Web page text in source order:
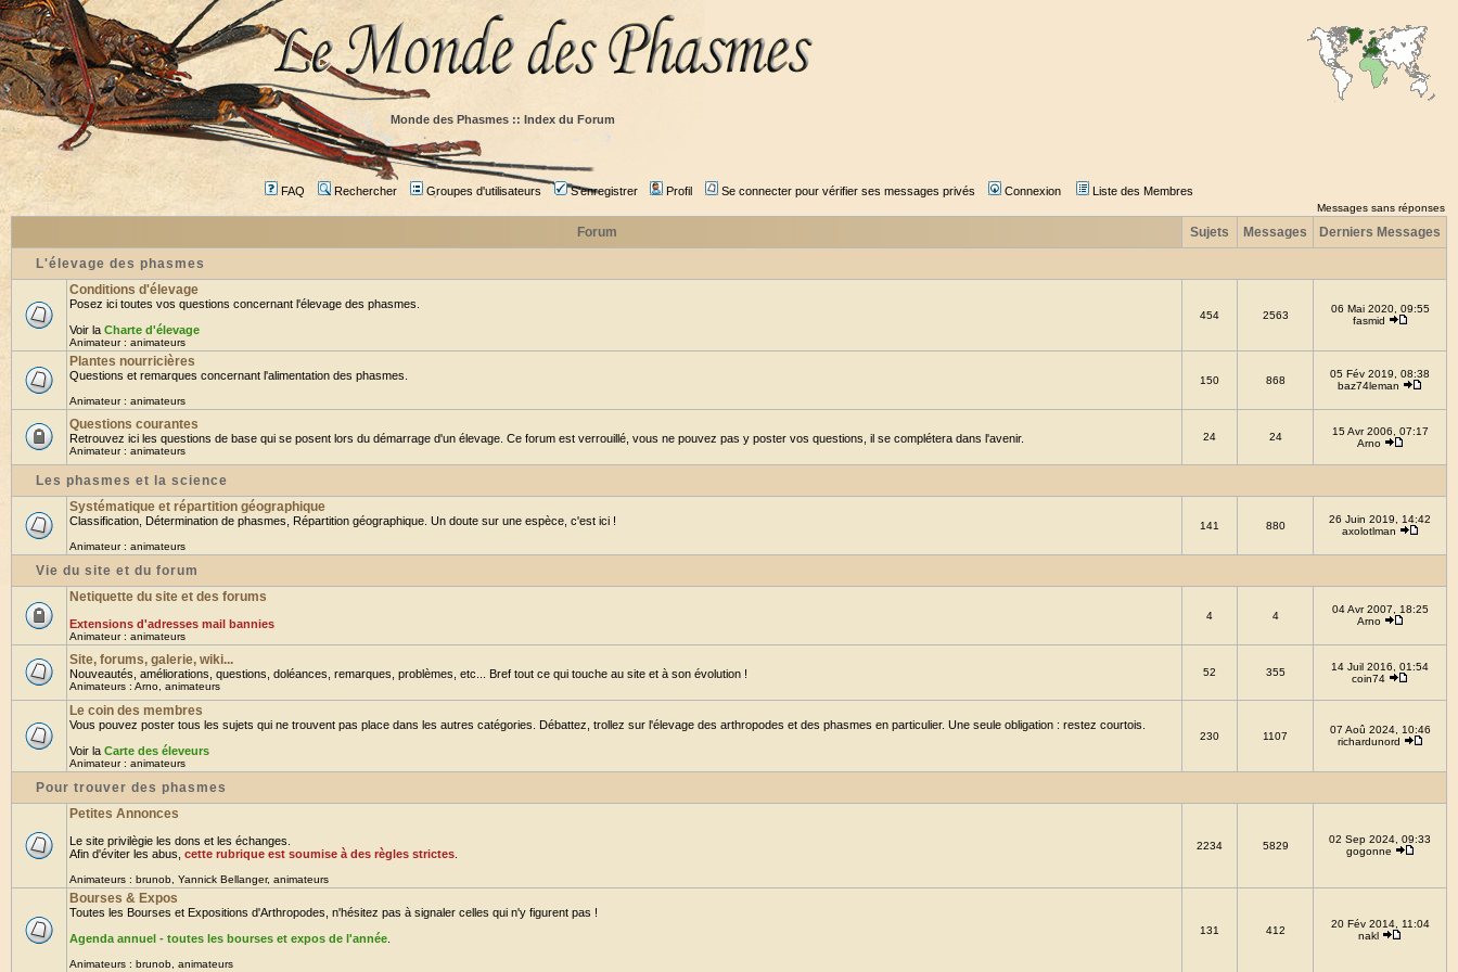
Monde des Phasmes :: Index du Forum
FAQ Rechercher Groupes d'utilisateurs S'enregistrer Profil Se connecter pour vérifier ses messages privés Connexion Liste des Membres
Messages sans réponses
Forum Sujets Messages Derniers Messages
L'élevage des phasmes
Conditions d'élevage
Posez ici toutes vos questions concernant l'élevage des phasmes.
Voir la Charte d'élevage
Animateur : animateurs
454 2563
06 Mai 2020, 09:55
fasmid
Plantes nourricières
Questions et remarques concernant l'alimentation des phasmes.
Animateur : animateurs
150 868
05 Fév 2019, 08:38
baz74leman
Questions courantes
Retrouvez ici les questions de base qui se posent lors du démarrage d'un élevage. Ce forum est verrouillé, vous ne pouvez pas y poster vos questions, il se complétera dans l'avenir.
Animateur : animateurs
24 24
15 Avr 2006, 07:17
Arno
Les phasmes et la science
Systématique et répartition géographique
Classification, Détermination de phasmes, Répartition géographique. Un doute sur une espèce, c'est ici !
Animateur : animateurs
141 880
26 Juin 2019, 14:42
axolotlman
Vie du site et du forum
Netiquette du site et des forums
Extensions d'adresses mail bannies
Animateur : animateurs
4 4
04 Avr 2007, 18:25
Arno
Site, forums, galerie, wiki...
Nouveautés, améliorations, questions, doléances, remarques, problèmes, etc... Bref tout ce qui touche au site et à son évolution !
Animateurs : Arno animateurs
52 355
14 Juil 2016, 01:54
coin74
Le coin des membres
Vous pouvez poster tous les sujets qui ne trouvent pas place dans les autres catégories. Débattez, trollez sur l'élevage des arthropodes et des phasmes en particulier. Une seule obligation : restez courtois.
Voir la Carte des éleveurs
Animateur : animateurs
230 1107
07 Aoû 2024, 10:46
richardunord
Pour trouver des phasmes
Petites Annonces
Le site privilègie les dons et les échanges.
Afin d'éviter les abus, cette rubrique est soumise à des règles strictes
Animateurs : brunob Yannick Bellanger, animateurs
2234 5829
02 Sep 2024, 09:33
gogonne
Bourses & Expos
Toutes les Bourses et Expositions d'Arthropodes, n'hésitez pas à signaler celles qui n'y figurent pas !
Agenda annuel - toutes les bourses et expos de l'année
Animateurs : brunob animateurs
131 412
20 Fév 2014, 11:04
nakl